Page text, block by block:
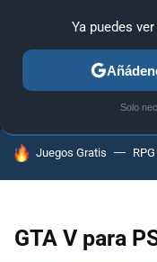
MENÚ
GUÍAS Y
HOY SE HABLA DE
Juegos Gratis RPG
GTA V para
Ya puedes
Solo